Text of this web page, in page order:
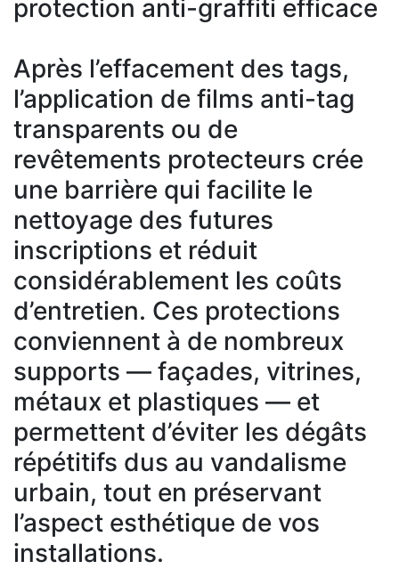
protection anti-graffiti efficace
Après l’effacement des tags,
l’application de films anti-tag
transparents ou de
revêtements protecteurs crée
une barrière qui facilite le
nettoyage des futures
inscriptions et réduit
considérablement les coûts
d’entretien. Ces protections
conviennent à de nombreux
supports — façades, vitrines,
métaux et plastiques — et
permettent d’éviter les dégâts
répétitifs dus au vandalisme
urbain, tout en préservant
l’aspect esthétique de vos
installations.